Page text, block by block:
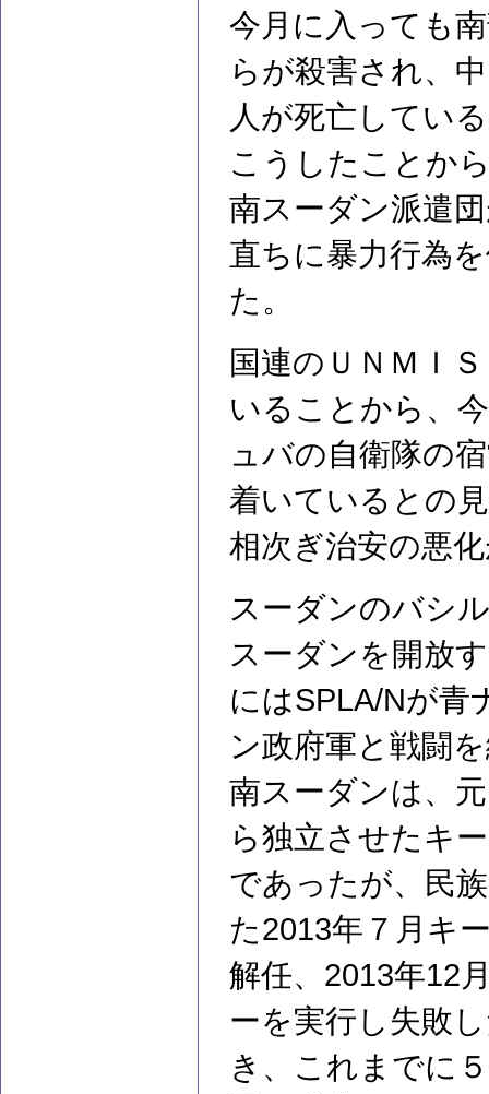
今月に入っても
らが殺害され、
人が死亡してい
こうしたことか
南スーダン派遣
直ちに暴力行為
た。
国連のＵＮＭＩ
いることから、
ュバの自衛隊の
着いているとの
相次ぎ治安の悪
スーダンのバシ
スーダンを開放
にはSPLA/Nが青
ン政府軍と戦闘
南スーダンは、
ら独立させたキ
であったが、民
た2013年７月キ
解任、2013年12
ーを実行し失敗
き、これまでに